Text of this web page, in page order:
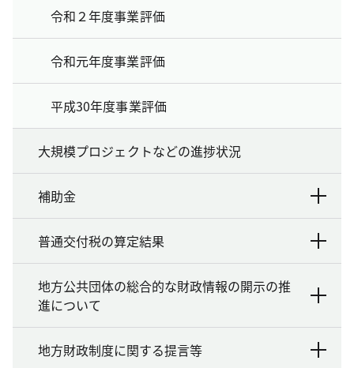
令和２年度事業評価
令和元年度事業評価
平成30年度事業評価
大規模プロジェクトなどの進捗状況
補助金
普通交付税の算定結果
地方公共団体の総合的な財政情報の開示の推
進について
地方財政制度に関する提言等